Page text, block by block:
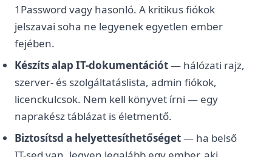
1Password vagy hasonló. A kritikus fiókok
jelszavai soha ne legyenek egyetlen ember
fejében.
Készíts alap IT-dokumentációt— hálózati rajz,
szerver- és szolgáltatáslista, admin fiókok,
licenckulcsok. Nem kell könyvet írni — egy
naprakész táblázat is életmentő.
Biztosítsd a helyettesíthetőséget— ha belső